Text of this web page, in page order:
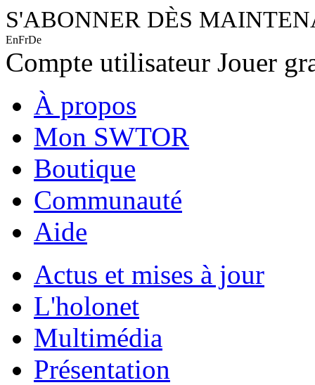
S'ABONNER DÈS
EnFrDe
Compte utilisateur Jouer
À propos
Mon SWTOR
Boutique
Communauté
Aide
Actus et mises à jour
L'holonet
Multimédia
Présentation